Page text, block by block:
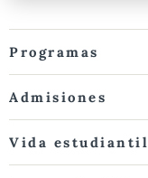
Programas
Admisiones
Vida estudiantil